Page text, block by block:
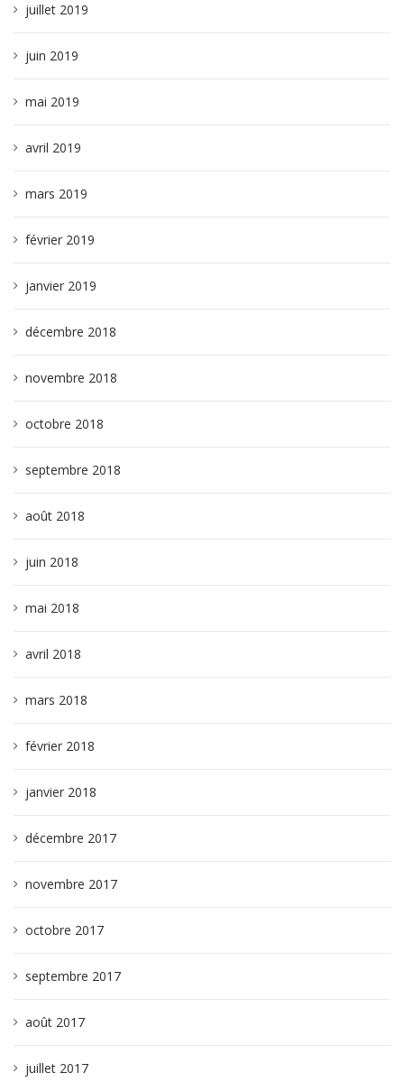
juillet 2019
juin 2019
mai 2019
avril 2019
mars 2019
février 2019
janvier 2019
décembre 2018
novembre 2018
octobre 2018
septembre 2018
août 2018
juin 2018
mai 2018
avril 2018
mars 2018
février 2018
janvier 2018
décembre 2017
novembre 2017
octobre 2017
septembre 2017
août 2017
juillet 2017